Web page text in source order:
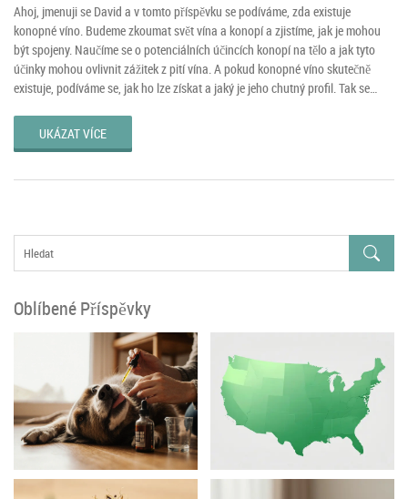
Ahoj, jmenuji se David a v tomto příspěvku se podíváme, zda existuje
konopné víno. Budeme zkoumat svět vína a konopí a zjistíme, jak je mohou
být spojeny. Naučíme se o potenciálních účincích konopí na tělo a jak tyto
účinky mohou ovlivnit zážitek z pití vína. A pokud konopné víno skutečně
existuje, podíváme se, jak ho lze získat a jaký je jeho chutný profil. Tak se
fascinujícími tajemstvími konopného vína.
UKÁZAT VÍCE
Oblíbené Příspěvky